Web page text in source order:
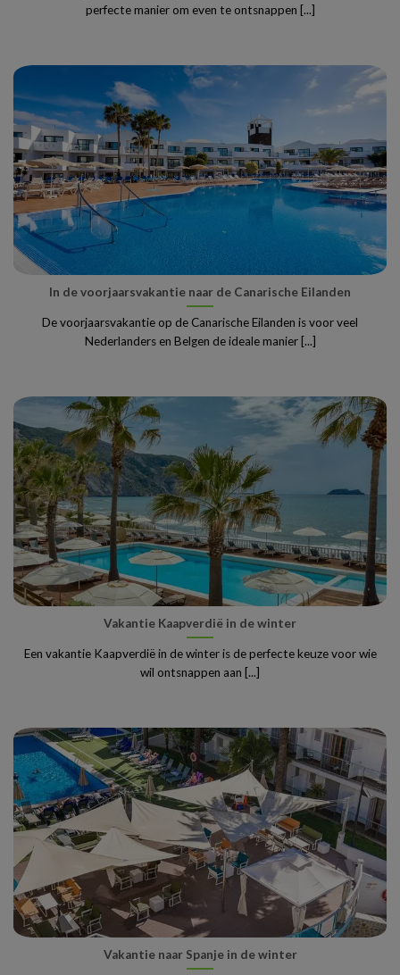
perfecte manier om even te ontsnappen [...]
In de voorjaarsvakantie naar de Canarische Eilanden
De voorjaarsvakantie op de Canarische Eilanden is voor veel
Nederlanders en Belgen de ideale manier [...]
Vakantie Kaapverdië in de winter
Een vakantie Kaapverdië in de winter is de perfecte keuze voor wie
wil ontsnappen aan [...]
Vakantie naar Spanje in de winter